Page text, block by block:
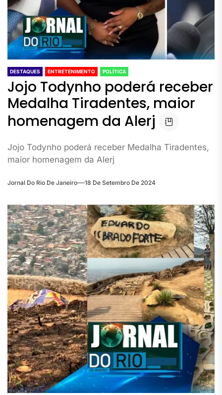
DESTAQUES ENTRETENIMENTO POLÍTICA
Jojo Todynho poderá receber
Medalha Tiradentes, maior
homenagem da Alerj
Jojo Todynho poderá receber Medalha Tiradentes,
maior homenagem da Alerj
Jornal Do Rio De Janeiro 18 De Setembro De 2024